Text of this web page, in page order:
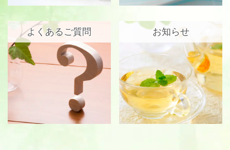
よくあるご質問 お知らせ